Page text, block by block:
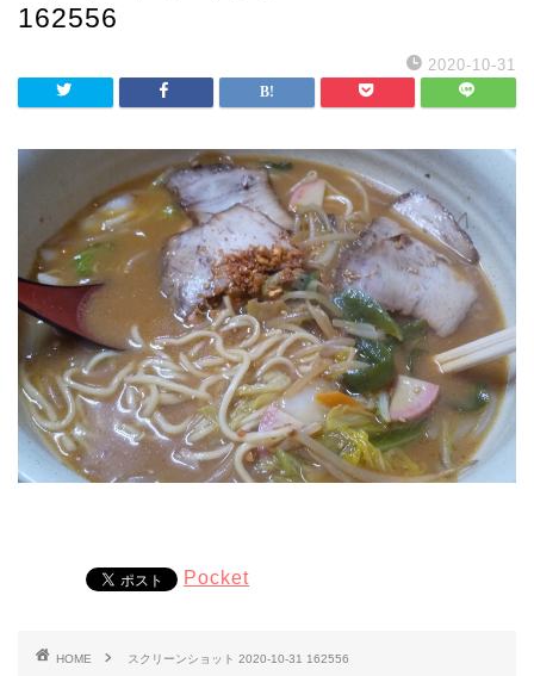
162556
2020-10-31
Pocket
HOME スクリーンショット 2020-10-31 162556